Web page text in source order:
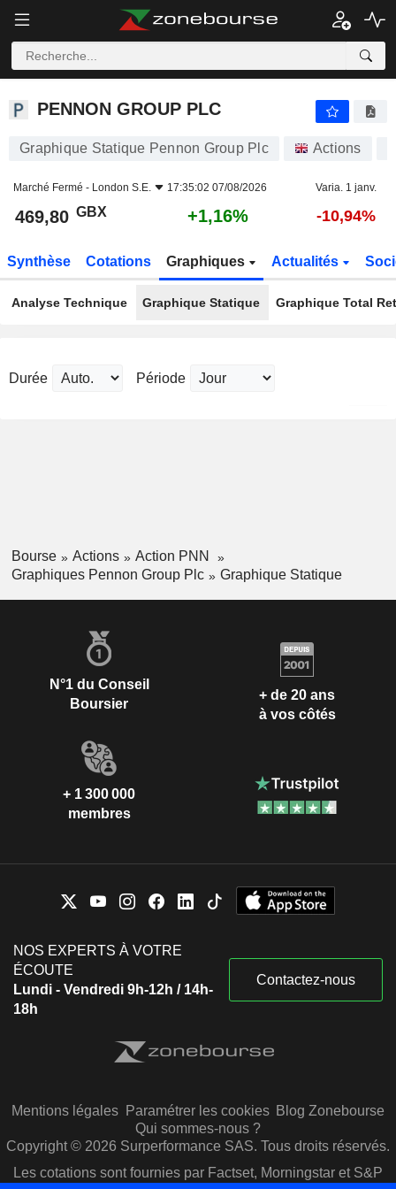
PENNON GROUP PLC
PENNON GROUP PLC
Graphique Statique Pennon Group Plc Actions
Marché Fermé - London S.E. 17:35:02 07/08/2026 Varia. 1 janv.
469,80 GBX +1,16% -10,94%
Synthèse Cotations Graphiques Actualités
Analyse Technique Graphique Statique Graphique Total
Durée Période
Bourse Actions
Action PNN
Graphiques Pennon Group Plc
Graphique Statique
N°1 du Conseil
Boursier
+ de 20 ans
à vos côtés
+ 1 300 000
membres
NOS EXPERTS À VOTRE
ÉCOUTE
Lundi - Vendredi 9h-12h / 14h-
18h
Contactez-nous
Mentions légales Paramétrer les cookies Blog Zonebourse
Qui sommes-nous ?
Copyright © 2026 Surperformance SAS. Tous droits réservés.
Les cotations sont fournies par Factset, Morningstar et S&P